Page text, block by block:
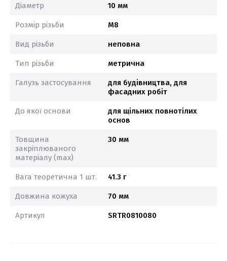
Діаметр 10 мм
Розмір різьби М8
Вид різьби неповна
Тип різьби метрична
Галузь застосування
для будівництва, для
фасадних робіт
До якої основи
для щільних повнотілих
основ
Товщина
закріплюваного
матеріалу (max)
30 мм
Вага теоретична 1 шт. 41.3 г
Довжина кожуха 70 мм
Артикул SRTR0810080